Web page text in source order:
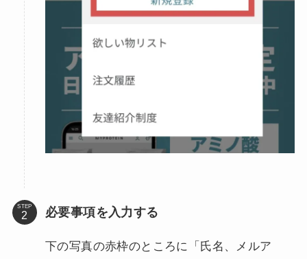
STEP 必要事項を入力する
下の写真の赤枠のところに「氏名、メルア